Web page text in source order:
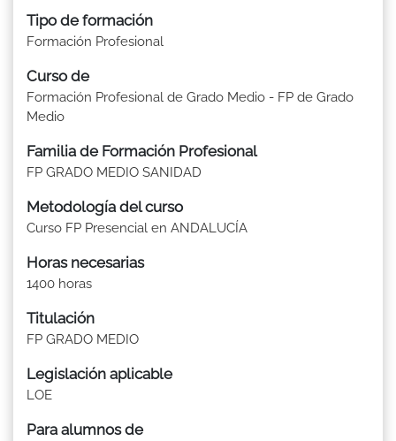
Tipo de formación
Formación Profesional
Curso de
Formación Profesional de Grado Medio - FP de Grado
Medio
Familia de Formación Profesional
FP GRADO MEDIO SANIDAD
Metodología del curso
Curso FP Presencial en ANDALUCÍA
Horas necesarias
1400 horas
Titulación
FP GRADO MEDIO
Legislación aplicable
LOE
Para alumnos de